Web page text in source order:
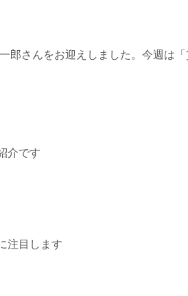
さんをお迎えしました。今週は「
介です
注目します